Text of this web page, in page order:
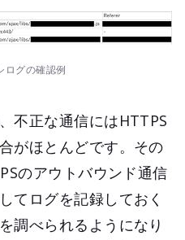
ログの確認例
不正な通信にはHTTPS
がほとんどです。その
のアウトバウンド通信
てログを記録しておく
調べられるようになり